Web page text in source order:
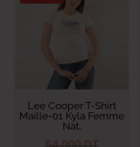
Lee Cooper T-Shirt
Maille-01 Kyla Femme
Nat.